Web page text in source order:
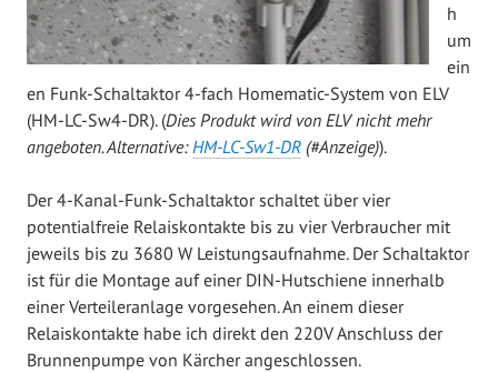
h
um
ein
en Funk-Schaltaktor 4-fach Homematic-System von ELV
(HM-LC-Sw4-DR). (Dies Produkt wird von ELV nicht mehr
angeboten. Alternative:HM-LC-Sw1-DR (#Anzeige)).
Der 4-Kanal-Funk-Schaltaktor schaltet über vier
potentialfreie Relaiskontakte bis zu vier Verbraucher mit
jeweils bis zu 3680 W Leistungsaufnahme. Der Schaltaktor
ist für die Montage auf einer DIN-Hutschiene innerhalb
einer Verteileranlage vorgesehen. An einem dieser
Relaiskontakte habe ich direkt den 220V Anschluss der
Brunnenpumpe von Kärcher angeschlossen.